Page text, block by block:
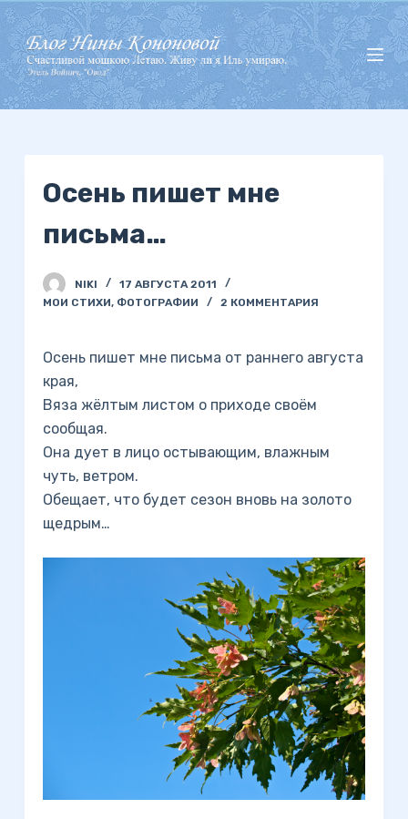
П
е
р
е
й
Осень пишет мне
письма…
NIKI
17 АВГУСТА 2011
МОИ СТИХИ, ФОТОГРАФИИ 2 КОММЕНТАРИЯ
Осень пишет мне письма от раннего августа
края,
Вяза жёлтым листом о приходе своём
сообщая.
Она дует в лицо остывающим, влажным
чуть, ветром.
Обещает, что будет сезон вновь на золото
щедрым…